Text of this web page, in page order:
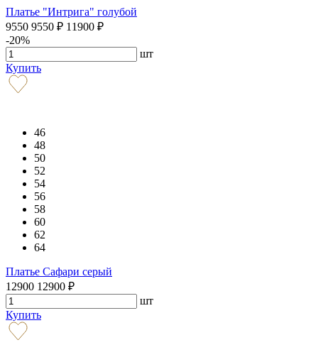
Платье "Интрига" голубой
9550 9550 ₽ 11900 ₽
-20%
шт
Купить
46
48
50
52
54
56
58
60
62
64
Платье Сафари серый
12900 12900 ₽
шт
Купить